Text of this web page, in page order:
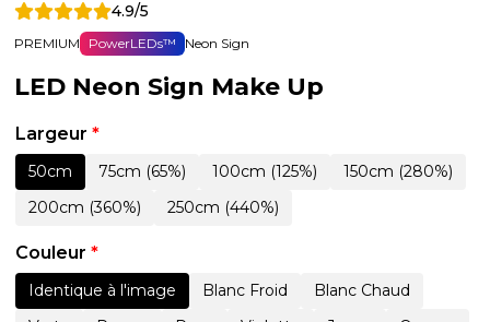
4.9/5
PREMIUM PowerLEDs™ Neon Sign
LED Neon Sign Make Up
Largeur *
50cm 75cm (65%) 100cm (125%)
150cm (280%)
200cm (360%)
250cm (440%)
Couleur *
Identique à l'image Blanc Froid
Blanc Chaud